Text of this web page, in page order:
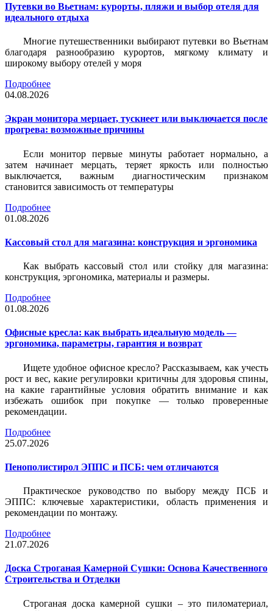
Путевки во Вьетнам: курорты, пляжи и выбор отеля для
идеального отдыха
Многие путешественники выбирают путевки во Вьетнам
благодаря разнообразию курортов, мягкому климату и
широкому выбору отелей у моря
Подробнее
04.08.2026
Экран монитора мерцает, тускнеет или выключается после
прогрева: возможные причины
Если монитор первые минуты работает нормально, а
затем начинает мерцать, теряет яркость или полностью
выключается, важным диагностическим признаком
становится зависимость от температуры
Подробнее
01.08.2026
Кассовый стол для магазина: конструкция и эргономика
Как выбрать кассовый стол или стойку для магазина:
конструкция, эргономика, материалы и размеры.
Подробнее
01.08.2026
Офисные кресла: как выбрать идеальную модель —
эргономика, параметры, гарантия и возврат
Ищете удобное офисное кресло? Рассказываем, как учесть
рост и вес, какие регулировки критичны для здоровья спины,
на какие гарантийные условия обратить внимание и как
избежать ошибок при покупке — только проверенные
рекомендации.
Подробнее
25.07.2026
Пенополистирол ЭППС и ПСБ: чем отличаются
Практическое руководство по выбору между ПСБ и
ЭППС: ключевые характеристики, область применения и
рекомендации по монтажу.
Подробнее
21.07.2026
Доска Строганая Камерной Сушки: Основа Качественного
Строительства и Отделки
Строганая доска камерной сушки – это пиломатериал,